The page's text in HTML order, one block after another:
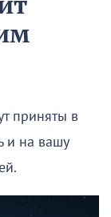
приняты в
и на вашу